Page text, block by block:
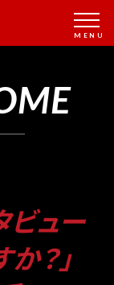
ビュー
か？」